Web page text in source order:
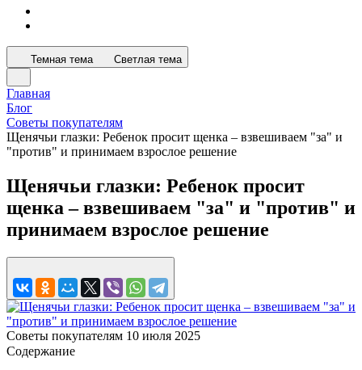
Темная тема Светлая тема
Главная
Блог
Советы покупателям
Щенячьи глазки: Ребенок просит щенка – взвешиваем "за" и
"против" и принимаем взрослое решение
Щенячьи глазки: Ребенок просит
щенка – взвешиваем "за" и "против" и
принимаем взрослое решение
Советы покупателям 10 июля 2025
Содержание